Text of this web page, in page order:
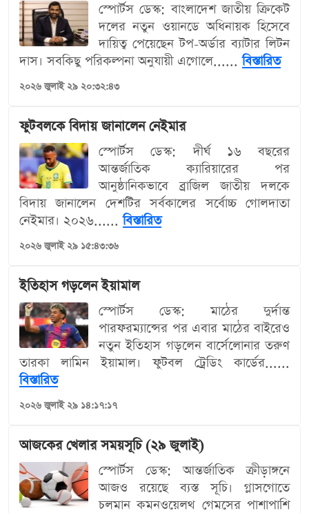
স্পোর্টস ডেস্ক: বাংলাদেশ জাতীয় ক্রিকেট
দলের নতুন ওয়ানডে অধিনায়ক হিসেবে
দায়িত্ব পেয়েছেন টপ-অর্ডার ব্যাটার লিটন
দাস। সবকিছু পরিকল্পনা অনুযায়ী এগোলে......বিস্তারিত
২০২৬ জুলাই ২৯ ২০:৩২:৪৩
ফুটবলকে বিদায় জানালেন নেইমার
স্পোর্টস ডেস্ক: দীর্ঘ ১৬ বছরের
আন্তর্জাতিক ক্যারিয়ারের পর
আনুষ্ঠানিকভাবে ব্রাজিল জাতীয় দলকে
বিদায় জানালেন দেশটির সর্বকালের সর্বোচ্চ গোলদাতা
নেইমার। ২০২৬......বিস্তারিত
২০২৬ জুলাই ২৯ ১৫:৪৩:৩৬
ইতিহাস গড়লেন ইয়ামাল
স্পোর্টস ডেস্ক: মাঠের দুর্দান্ত
পারফরম্যান্সের পর এবার মাঠের বাইরেও
নতুন ইতিহাস গড়লেন বার্সেলোনার তরুণ
তারকা লামিন ইয়ামাল। ফুটবল ট্রেডিং কার্ডের......
বিস্তারিত
২০২৬ জুলাই ২৯ ১৪:১৭:১৭
আজকের খেলার সময়সূচি (২৯ জুলাই)
স্পোর্টস ডেস্ক: আন্তর্জাতিক ক্রীড়াঙ্গনে
আজও রয়েছে ব্যস্ত সূচি। গ্লাসগোতে
চলমান কমনওয়েলথ গেমসের পাশাপাশি